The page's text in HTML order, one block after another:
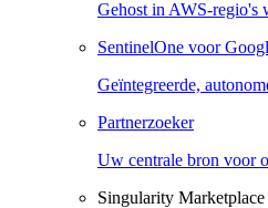
Gehost in AWS-regio's
SentinelOne voor
Geïntegreerde,
Partnerzoeker
Uw centrale bron voor
Singularity Marketplace